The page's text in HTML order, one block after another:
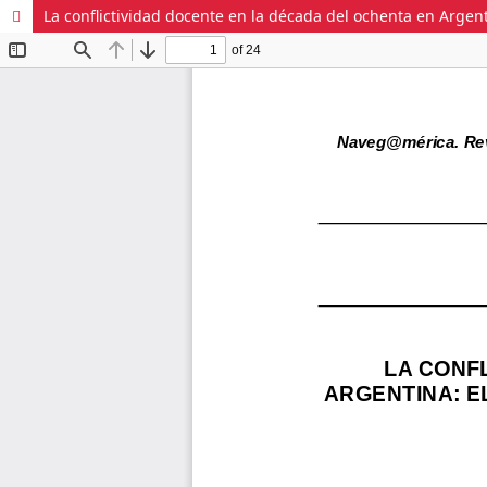
La conflictividad docente en la década del ochenta en